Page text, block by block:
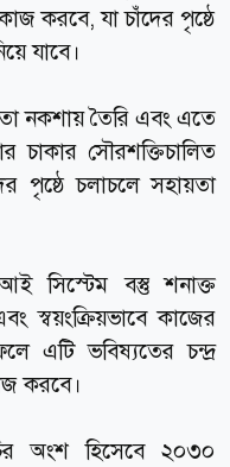
করবে, যা চাঁদের পৃষ্ঠে
যাবে।
নকশায় তৈরি এবং এতে
চাকার সৌরশক্তিচালিত
পৃষ্ঠে চলাচলে সহায়তা
সিস্টেম বস্তু শনাক্ত
স্বয়ংক্রিয়ভাবে কাজের
এটি ভবিষ্যতের চন্দ্র
করবে।
অংশ হিসেবে ২০৩০